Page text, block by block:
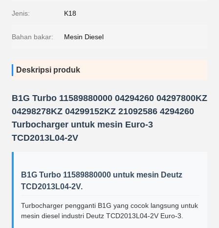
Jenis: K18
Bahan bakar: Mesin Diesel
Deskripsi produk
B1G Turbo 11589880000 04294260 04297800KZ
04298278KZ 04299152KZ 21092586 4294260
Turbocharger untuk mesin Euro-3
TCD2013L04-2V
B1G Turbo 11589880000 untuk mesin Deutz
TCD2013L04-2V.
Turbocharger pengganti B1G yang cocok langsung untuk
mesin diesel industri Deutz TCD2013L04-2V Euro-3.